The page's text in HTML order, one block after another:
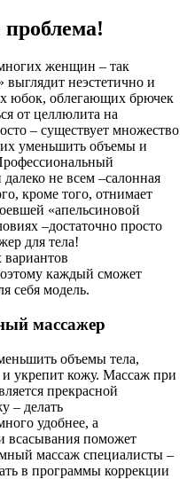
женщин – так
выглядит неэстетично и
юбок, облегающих брючек
от целлюлита на
– существует множество
уменьшить объемы и
не всем –салонная
кроме того, отнимает
«апельсиновой
–достаточно просто
для тела!
вариантов
каждый сможет
себя модель.
массажер
объемы тела,
и укрепит кожу. Массаж при
прекрасной
– делать
удобнее, а
всасывания поможет
массаж специалисты –
в программы коррекции